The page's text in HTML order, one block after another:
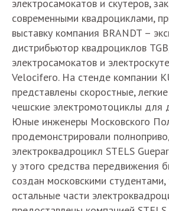
электросамокатов и скутеров,
современными квадроциклами,
выставку компания BRANDT –
дистрибьютор квадроциклов
электросамокатов и
Velocifero. На стенде компании
представлены скоростные,
чешские электромотоциклы для
Юные инженеры Московского
продемонстрировали
электроквадроцикл STELS
у этого средства передвижения
создан московскими студентами,
остальные части